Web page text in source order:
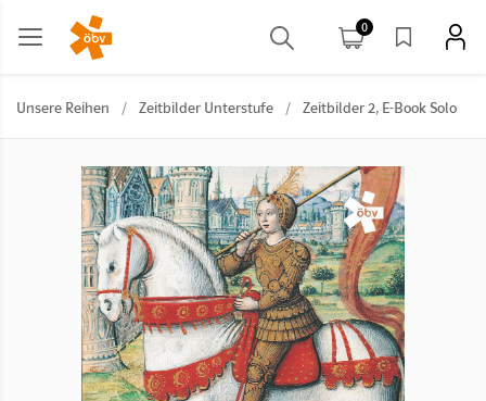
0
Unsere Reihen / Zeitbilder Unterstufe / Zeitbilder 2, E-Book Solo